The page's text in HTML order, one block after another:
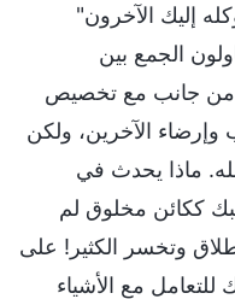
إليك الآخرون"
الجمع بين
من جانب مع تخصيص
الآخرين، ولكن
ماذا يحدث في
ككائن مخلوق لم
وتخسر الكثير! على
مع الأشياء